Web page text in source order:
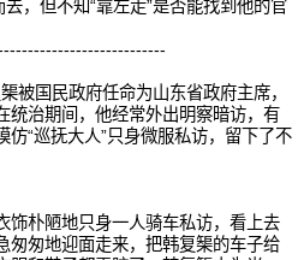
，但不知“靠左走”是否能找到他的官
被国民政府任命为山东省政府主席，
统治期间，他经常外出明察暗访，有
仿“巡抚大人”只身微服私访，留下了不
饰朴陋地只身一人骑车私访，看上去
匆匆地迎面走来，把韩复榘的车子给